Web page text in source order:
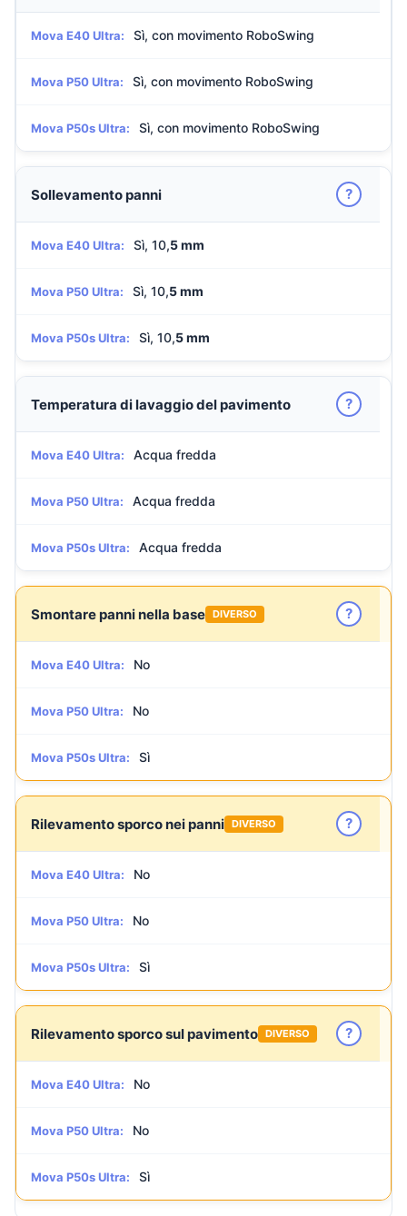
Mova E40 Ultra: Sì, con movimento RoboSwing
Mova P50 Ultra: Sì, con movimento RoboSwing
Mova P50s Ultra: Sì, con movimento RoboSwing
Sollevamento panni ?
Mova E40 Ultra: Sì, 10,5 mm
Mova P50 Ultra: Sì, 10,5 mm
Mova P50s Ultra: Sì, 10,5 mm
Temperatura di lavaggio del pavimento ?
Mova E40 Ultra: Acqua fredda
Mova P50 Ultra: Acqua fredda
Mova P50s Ultra: Acqua fredda
Smontare panni nella base DIVERSO ?
Mova E40 Ultra: No
Mova P50 Ultra: No
Mova P50s Ultra: Sì
Rilevamento sporco nei panni DIVERSO ?
Mova E40 Ultra: No
Mova P50 Ultra: No
Mova P50s Ultra: Sì
Rilevamento sporco sul pavimento DIVERSO ?
Mova E40 Ultra: No
Mova P50 Ultra: No
Mova P50s Ultra: Sì